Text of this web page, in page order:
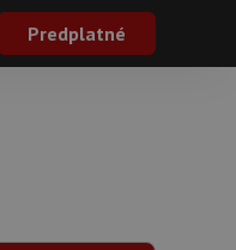
Predplatné